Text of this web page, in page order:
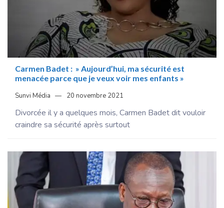
Carmen Badet : » Aujourd’hui, ma sécurité est
menacée parce que je veux voir mes enfants »
Sunvi Média 20 novembre 2021
Divorcée il y a quelques mois, Carmen Badet dit vouloir
craindre sa sécurité après surtout